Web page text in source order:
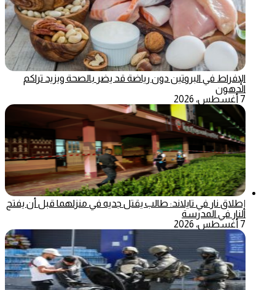
الإفراط في البروتين دون رياضة قد يضر بالصحة ويزيد تراكم
الدهون
7 أغسطس، 2026
إطلاق نار في تايلاند: طالب يقتل جديه في منزلهما قبل أن يفتح
النار في المدرسة
7 أغسطس، 2026